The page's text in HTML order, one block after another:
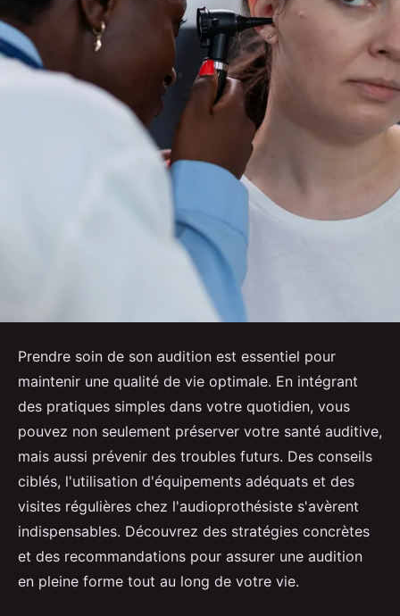
Prendre soin de son audition est essentiel pour
maintenir une qualité de vie optimale. En intégrant
des pratiques simples dans votre quotidien, vous
pouvez non seulement préserver votre santé auditive,
mais aussi prévenir des troubles futurs. Des conseils
ciblés, l'utilisation d'équipements adéquats et des
visites régulières chez l'audioprothésiste s'avèrent
indispensables. Découvrez des stratégies concrètes
et des recommandations pour assurer une audition
en pleine forme tout au long de votre vie.